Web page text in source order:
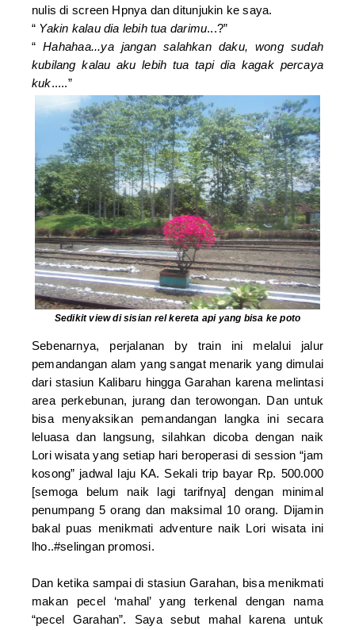
nulis di screen Hpnya dan ditunjukin ke saya.
“ Yakin kalau dia lebih tua darimu...?”
“Hahahaa...ya jangan salahkan daku, wong sudah
kubilang kalau aku lebih tua tapi dia kagak percaya
kuk.....”
Sedikit view di sisian rel kereta api yang bisa ke poto
Sebenarnya, perjalanan by train ini melalui jalur
pemandangan alam yang sangat menarik yang dimulai
dari stasiun Kalibaru hingga Garahan karena melintasi
area perkebunan, jurang dan terowongan. Dan untuk
bisa menyaksikan pemandangan langka ini secara
leluasa dan langsung, silahkan dicoba dengan naik
Lori wisata yang setiap hari beroperasi di session “jam
kosong” jadwal laju KA. Sekali trip bayar Rp. 500.000
[semoga belum naik lagi tarifnya] dengan minimal
penumpang 5 orang dan maksimal 10 orang. Dijamin
bakal puas menikmati adventure naik Lori wisata ini
lho..#selingan promosi.
Dan ketika sampai di stasiun Garahan, bisa menikmati
makan pecel ‘mahal’ yang terkenal dengan nama
“pecel Garahan”. Saya sebut mahal karena untuk